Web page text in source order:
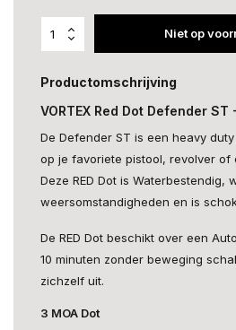
Niet op
Productomschrijving
VORTEX Red Dot Defender ST
De Defender ST is een heavy
op je favoriete pistool, revolver of
Deze RED Dot is Waterbestendig,
weersomstandigheden en is
De RED Dot beschikt over een
10 minuten zonder beweging
zichzelf uit.
3 MOA Dot